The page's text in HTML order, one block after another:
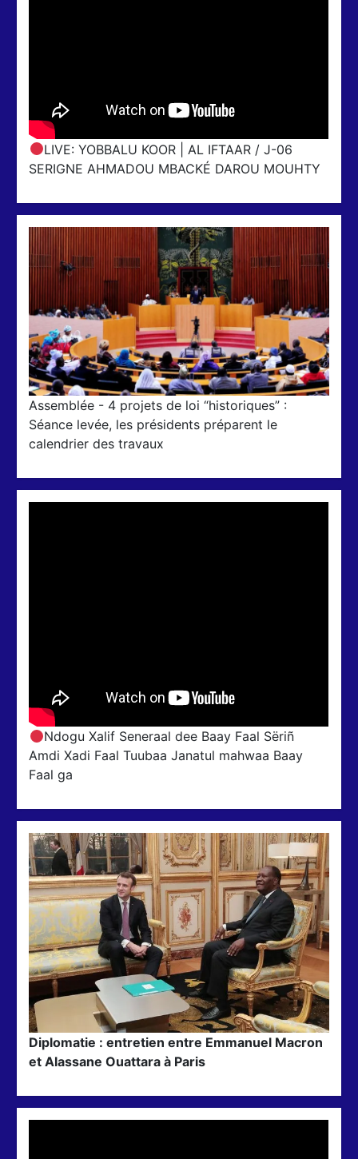
LIVE: YOBBALU KOOR | AL IFTAAR / J-06
SERIGNE AHMADOU MBACKÉ DAROU MOUHTY
Assemblée - 4 projets de loi “historiques” :
Séance levée, les présidents préparent le
calendrier des travaux
Ndogu Xalif Seneraal dee Baay Faal Sëriñ
Amdi Xadi Faal Tuubaa Janatul mahwaa Baay
Faal ga
Diplomatie : entretien entre Emmanuel Macron
et Alassane Ouattara à Paris